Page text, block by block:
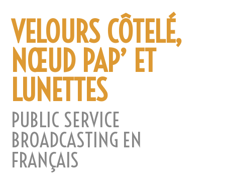
VELOURS CÔTELÉ,
NŒUD PAP’ ET
LUNETTES
PUBLIC SERVICE
BROADCASTING EN
FRANÇAIS